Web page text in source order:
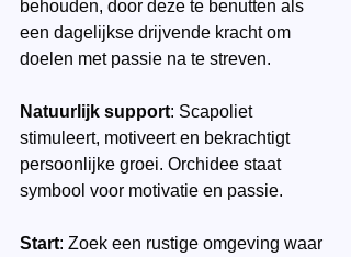
behouden, door deze te benutten als
een dagelijkse drijvende kracht om
doelen met passie na te streven.
Natuurlijk support: Scapoliet
stimuleert, motiveert en bekrachtigt
persoonlijke groei. Orchidee staat
symbool voor motivatie en passie.
Start: Zoek een rustige omgeving waar